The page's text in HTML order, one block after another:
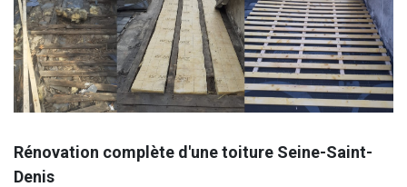
Rénovation complète d'une toiture Seine-Saint-
Denis